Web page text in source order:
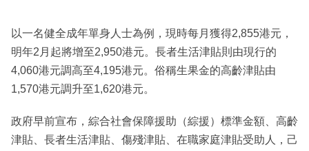
以一名健全成年單身人士為例，現時每月獲得2,855港元，
明年2月起將增至2,950港元。長者生活津貼則由現行的
4,060港元調高至4,195港元。俗稱生果金的高齡津貼由
1,570港元調升至1,620港元。
政府早前宣布，綜合社會保障援助（綜援）標準金額、高齡
津貼、長者生活津貼、傷殘津貼、在職家庭津貼受助人，己